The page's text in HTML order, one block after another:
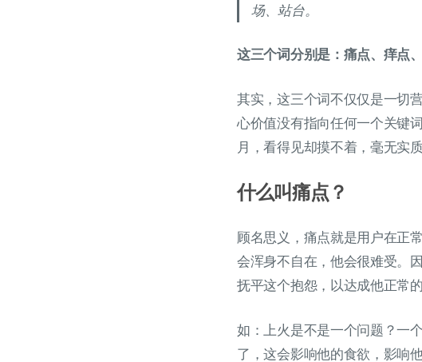
场、站台。
这三个词分别是：痛点、痒点
其实，这三个词不仅仅是一切
心价值没有指向任何一个关键
月，看得见却摸不着，毫无实
什么叫痛点？
顾名思义，痛点就是用户在正
会浑身不自在，他会很难受。
抚平这个抱怨，以达成他正常的
如：上火是不是一个问题？一
了，这会影响他的食欲，影响